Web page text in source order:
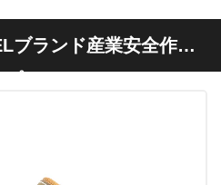
ブランド産業安全作業